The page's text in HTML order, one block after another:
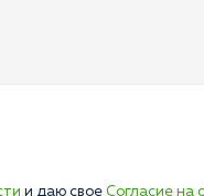
и даю свое Согласие на